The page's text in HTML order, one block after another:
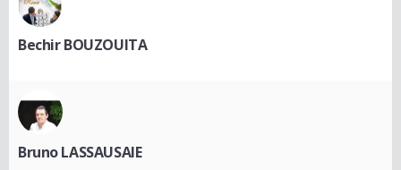
Bechir BOUZOUITA
Bruno LASSAUSAIE